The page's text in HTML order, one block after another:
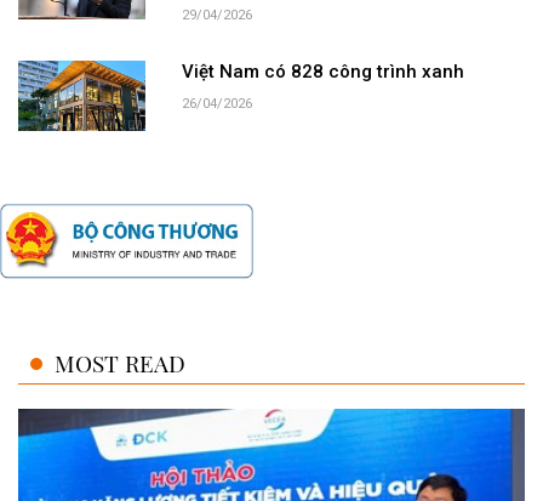
29/04/2026
Việt Nam có 828 công trình xanh
26/04/2026
MOST READ